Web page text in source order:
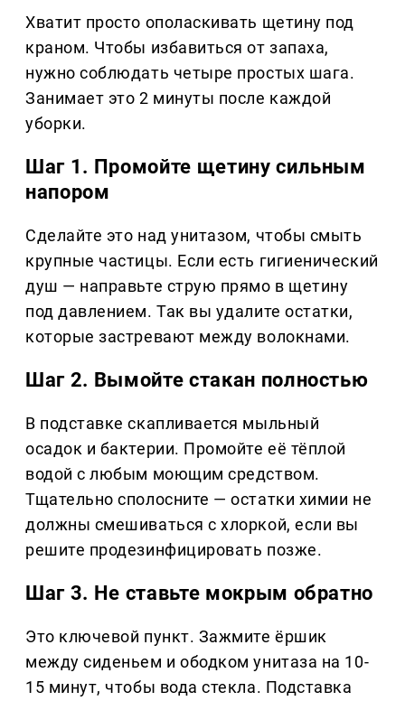
Хватит просто ополаскивать щетину под
краном. Чтобы избавиться от запаха,
нужно соблюдать четыре простых шага.
Занимает это 2 минуты после каждой
уборки.
Шаг 1. Промойте щетину сильным
напором
Сделайте это над унитазом, чтобы смыть
крупные частицы. Если есть гигиенический
душ — направьте струю прямо в щетину
под давлением. Так вы удалите остатки,
которые застревают между волокнами.
Шаг 2. Вымойте стакан полностью
В подставке скапливается мыльный
осадок и бактерии. Промойте её тёплой
водой с любым моющим средством.
Тщательно сполосните — остатки химии не
должны смешиваться с хлоркой, если вы
решите продезинфицировать позже.
Шаг 3. Не ставьте мокрым обратно
Это ключевой пункт. Зажмите ёршик
между сиденьем и ободком унитаза на 10-
15 минут, чтобы вода стекла. Подставка